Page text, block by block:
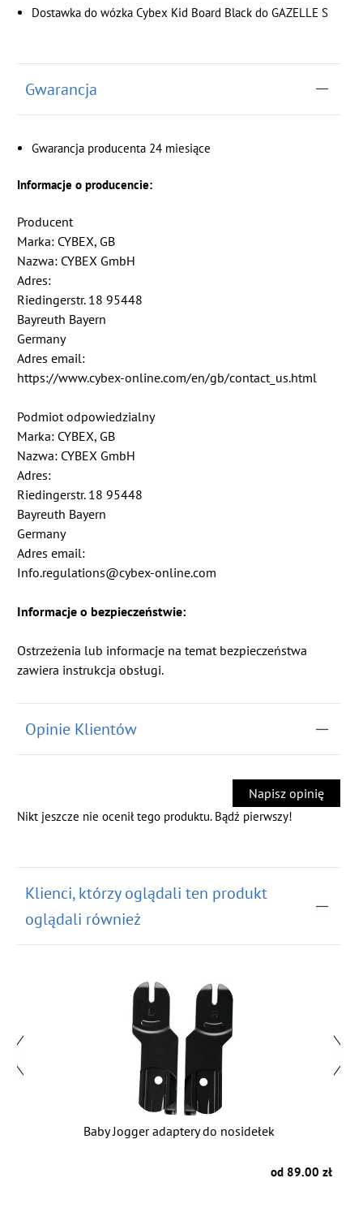
Dostawka do wózka Cybex Kid Board Black do GAZELLE S
Gwarancja
Gwarancja producenta 24 miesiące
Informacje o producencie:
Producent
Marka: CYBEX, GB
Nazwa: CYBEX GmbH
Adres:
Riedingerstr. 18 95448
Bayreuth Bayern
Germany
Adres email:
https://www.cybex-online.com/en/gb/contact_us.html
Podmiot odpowiedzialny
Marka: CYBEX, GB
Nazwa: CYBEX GmbH
Adres:
Riedingerstr. 18 95448
Bayreuth Bayern
Germany
Adres email:
Info.regulations@cybex-online.com
Informacje o bezpieczeństwie:
Ostrzeżenia lub informacje na temat bezpieczeństwa
zawiera instrukcja obsługi.
Opinie Klientów
Napisz opinię
Nikt jeszcze nie ocenił tego produktu. Bądź pierwszy!
Klienci, którzy oglądali ten produkt
oglądali również
Baby Jogger adaptery do nosidełek
od 89.00 zł